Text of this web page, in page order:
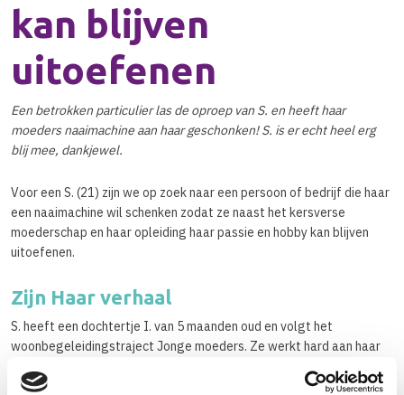
kan blijven
uitoefenen
Een betrokken particulier las de oproep van S. en heeft haar
moeders naaimachine aan haar geschonken! S. is er echt heel erg
blij mee, dankjewel.
Voor een S. (21) zijn we op zoek naar een persoon of bedrijf die haar
een naaimachine wil schenken zodat ze naast het kersverse
moederschap en haar opleiding haar passie en hobby kan blijven
uitoefenen.
Zijn Haar verhaal
S. heeft een dochtertje I. van 5 maanden oud en volgt het
woonbegeleidingstraject Jonge moeders. Ze werkt hard aan haar
tot doktersassistent. Hiervoor heeft zij de opleiding basis